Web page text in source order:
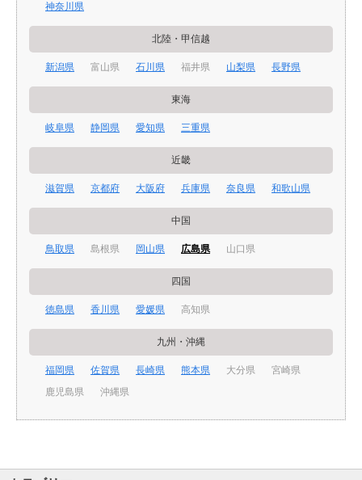
神奈川県
北陸・甲信越
新潟県 富山県 石川県 福井県 山梨県 長野県
東海
岐阜県 静岡県 愛知県 三重県
近畿
滋賀県 京都府 大阪府 兵庫県 奈良県 和歌山県
中国
鳥取県 島根県 岡山県 広島県 山口県
四国
徳島県 香川県 愛媛県 高知県
九州・沖縄
福岡県 佐賀県 長崎県 熊本県 大分県
宮崎県
鹿児島県
沖縄県